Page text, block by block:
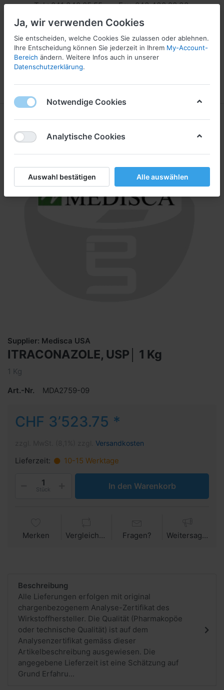
Tel.: 041 340 05 55 Fax: 043 430 20 33
info@pharmaserv.com
Supplier: Medisca USA
ITRACONAZOLE, USP│ 1 Kg
1 Kg
Art.-Nr.
MDA2759-09
CHF 3’523.75 *
Versandkosten
Lieferzeit: 10-15 Werktage
Stück In den Warenkorb
Merken Vergleichen Fragen? Weitersagen
Beschreibung
Alle Lieferungen erfolgen mit original
chargenbezogenem Analyse-Zertifikat des
Wirkstoffhersteller. Die Qualität (Pharmakopöe
oder technische Qualität) ist auf dem
Analysenzertifikat gemäss dieser
Artikelbeschreibung ausgewiesen. Die
angegebene Lieferzeit ist eine Schätzung auf
Grund Erfahru...
Ja, wir verwenden Cookies
Sie entscheiden, welche Cookies Sie zulassen oder ablehnen.
Ihre Entscheidung können Sie jederzeit in Ihrem My-Account-
Bereich ändern. Weitere Infos auch in unserer
Datenschutzerklärung.
Notwendige Cookies
Analytische Cookies
Auswahl bestätigen Alle auswählen